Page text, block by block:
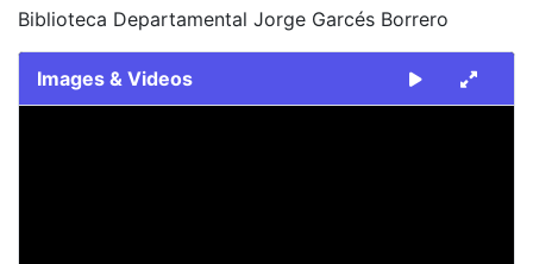
Biblioteca Departamental Jorge Garcés Borrero
Images & Videos